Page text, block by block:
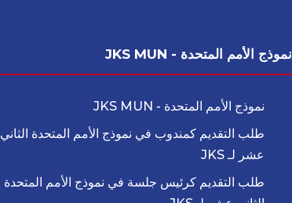
نموذج الأمم المتحدة - JKS MUN
نموذج الأمم المتحدة - JKS MUN
طلب التقديم كمندوب في نموذج الأمم المتحدة الثاني
عشر لـ JKS
طلب التقديم كرئيس جلسة في نموذج الأمم المتحدة